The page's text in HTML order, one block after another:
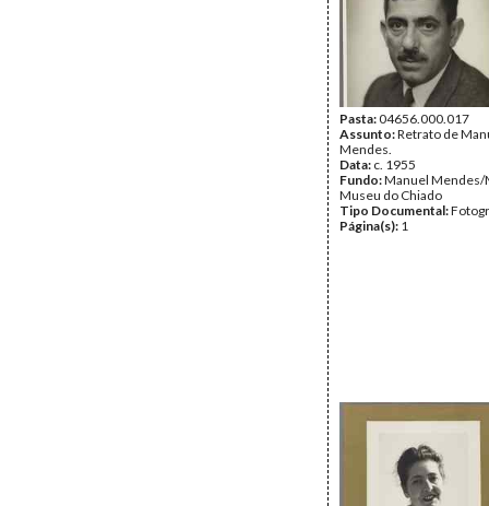
Pasta:04656.000.017
Assunto:Retrato de
Mendes.
Data: c. 1955
Fundo:Manuel Mendes/
Museu do Chiado
Tipo Documental:
Página(s): 1